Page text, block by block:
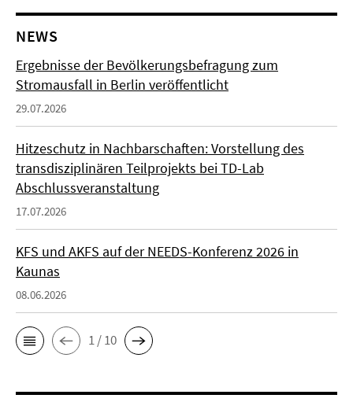
NEWS
Ergebnisse der Bevölkerungsbefragung zum
Stromausfall in Berlin veröffentlicht
29.07.2026
Hitzeschutz in Nachbarschaften: Vorstellung des
transdisziplinären Teilprojekts bei TD-Lab
Abschlussveranstaltung
17.07.2026
KFS und AKFS auf der NEEDS-Konferenz 2026 in
Kaunas
08.06.2026
1 / 10